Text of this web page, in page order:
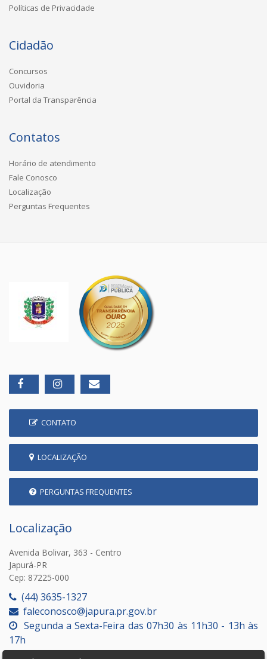
Políticas de Privacidade
Cidadão
Concursos
Ouvidoria
Portal da Transparência
Contatos
Horário de atendimento
Fale Conosco
Localização
Perguntas Frequentes
CONTATO
LOCALIZAÇÃO
PERGUNTAS FREQUENTES
Localização
Avenida Bolivar, 363 - Centro
Japurá-PR
Cep: 87225-000
(44) 3635-1327
faleconosco@japura.pr.gov.br
Segunda a Sexta-Feira das 07h30 às 11h30 - 13h às
17h